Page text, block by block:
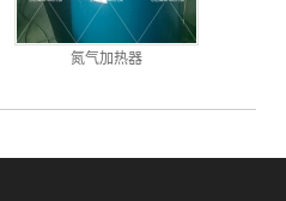
氮气加热器